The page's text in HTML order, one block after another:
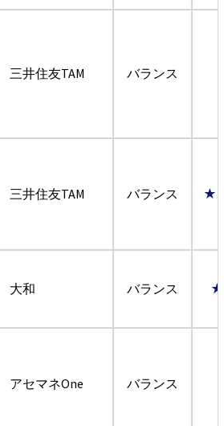
三井住友TAM バランス
三井住友TAM バランス
大和 バランス
アセマネOne バランス